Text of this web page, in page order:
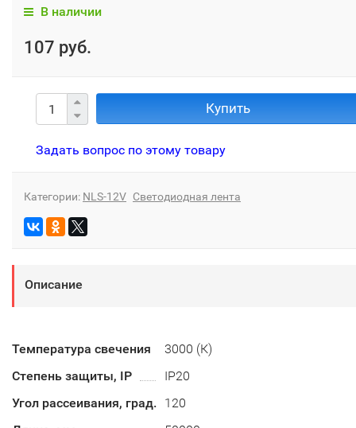
В наличии
107 руб.
Купить
Задать вопрос по этому товару
Категории: NLS-12V Светодиодная лента
Описание
Температура свечения
3000 (К)
Степень защиты, IP
IP20
Угол рассеивания, град. 120